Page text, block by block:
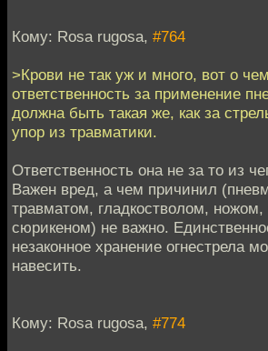
Кому: Rosa rugosa, #764
>Крови не так уж и много, вот о
ответственность за применение
должна быть такая же, как за
упор из травматики.
Ответственность она не за то из
Важен вред, а чем причинил
травматом, гладкостволом, ножом,
сюрикеном) не важно.
незаконное хранение огнестрела
навесить.
Кому: Rosa rugosa, #774